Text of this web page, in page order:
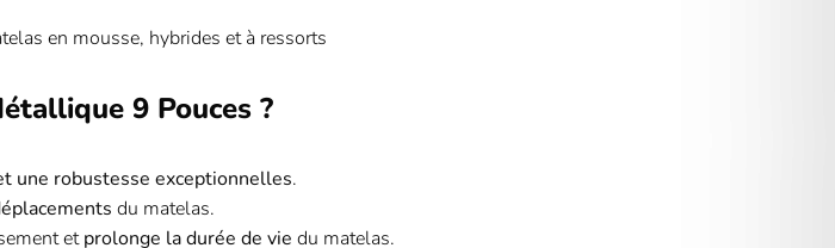
en mousse, hybrides et à ressorts
9 Pouces ?
une robustesse exceptionnelles.
du matelas.
etprolonge la durée de vie du matelas.